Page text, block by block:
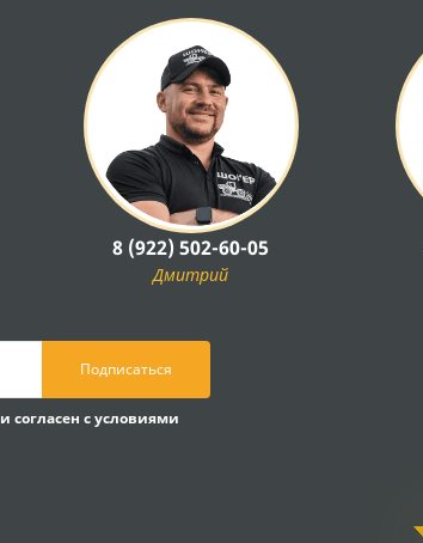
8 (922) 502-60-05
Дмитрий
Подписаться
и согласен с условиями